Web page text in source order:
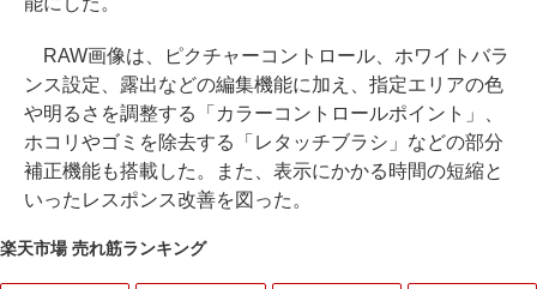
RAW画像は、ピクチャーコントロール、ホワイトバラ
ンス設定、露出などの編集機能に加え、指定エリアの色
や明るさを調整する「カラーコントロールポイント」、
ホコリやゴミを除去する「レタッチブラシ」などの部分
補正機能も搭載した。また、表示にかかる時間の短縮と
いったレスポンス改善を図った。
楽天市場 売れ筋ランキング